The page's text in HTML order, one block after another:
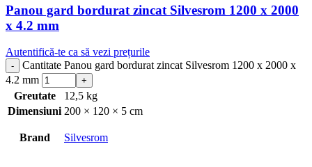
Panou gard bordurat zincat Silvesrom 1200 x 2000
x 4.2 mm
Autentifică-te ca să vezi prețurile
Cantitate Panou gard bordurat zincat Silvesrom 1200 x 2000 x
4.2 mm
Greutate
12,5 kg
Dimensiuni 200 × 120 × 5 cm
Brand Silvesrom